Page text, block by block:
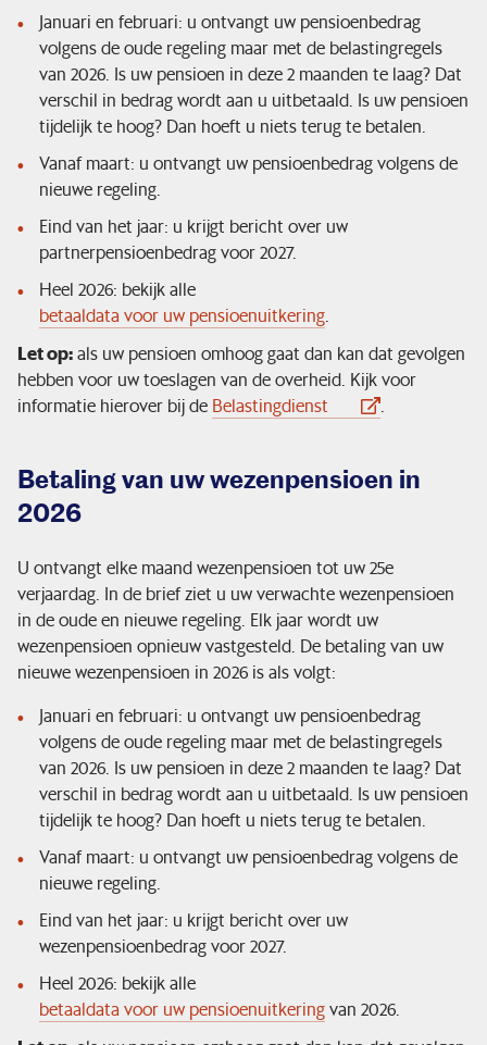
Januari en februari: u ontvangt uw pensioenbedrag
volgens de oude regeling maar met de belastingregels
van 2026. Is uw pensioen in deze 2 maanden te laag? Dat
verschil in bedrag wordt aan u uitbetaald. Is uw pensioen
tijdelijk te hoog? Dan hoeft u niets terug te betalen.
Vanaf maart: u ontvangt uw pensioenbedrag volgens de
nieuwe regeling.
Eind van het jaar: u krijgt bericht over uw
partnerpensioenbedrag voor 2027.
Heel 2026: bekijk alle
betaaldata voor uw pensioenuitkering
Let op:als uw pensioen omhoog gaat dan kan dat gevolgen
hebben voor uw toeslagen van de overheid. Kijk voor
informatie hierover bij de Belastingdienst .
Betaling van uw wezenpensioen in
2026
U ontvangt elke maand wezenpensioen tot uw 25e
verjaardag. In de brief ziet u uw verwachte wezenpensioen
in de oude en nieuwe regeling. Elk jaar wordt uw
wezenpensioen opnieuw vastgesteld. De betaling van uw
nieuwe wezenpensioen in 2026 is als volgt:
Januari en februari: u ontvangt uw pensioenbedrag
volgens de oude regeling maar met de belastingregels
van 2026. Is uw pensioen in deze 2 maanden te laag? Dat
verschil in bedrag wordt aan u uitbetaald. Is uw pensioen
tijdelijk te hoog? Dan hoeft u niets terug te betalen.
Vanaf maart: u ontvangt uw pensioenbedrag volgens de
nieuwe regeling.
Eind van het jaar: u krijgt bericht over uw
wezenpensioenbedrag voor 2027.
Heel 2026: bekijk alle
betaaldata voor uw pensioenuitkeringvan 2026.